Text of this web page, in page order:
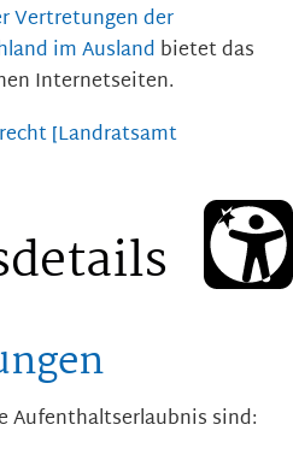
Vertretungen der
im Ausland bietet das
Internetseiten.
[Landratsamt
Aufenthaltserlaubnis sind: